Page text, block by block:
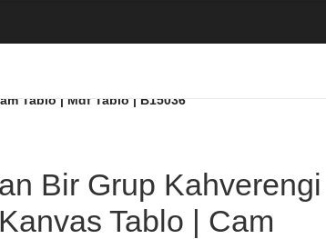
Tablo | Mdf Tablo | B15036
Bir Grup Kahverengi
Tablo | Cam